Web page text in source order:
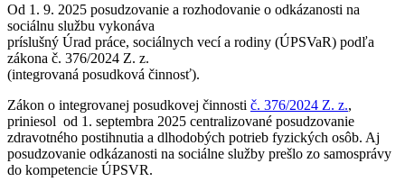
Od 1. 9. 2025 posudzovanie a rozhodovanie o odkázanosti na
sociálnu službu vykonáva
príslušný Úrad práce, sociálnych vecí a rodiny (ÚPSVaR) podľa
zákona č. 376/2024 Z. z.
(integrovaná posudková činnosť).
Zákon o integrovanej posudkovej činnosti č. 376/2024 Z. z.,
priniesol od 1. septembra 2025 centralizované posudzovanie
zdravotného postihnutia a dlhodobých potrieb fyzických osôb. Aj
posudzovanie odkázanosti na sociálne služby prešlo zo samosprávy
do kompetencie ÚPSVR.